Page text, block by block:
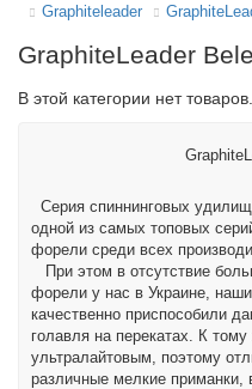
Graphiteleader
GraphiteLeader
В этой категории нет товаров.
Серия спиннинговых
одной из самых топовых
форели среди всех
При этом в отсутствие
форели у нас в Украине,
качественно приспособили
голавля на перекатах. К
ультралайтовым, поэтому
различные мелкие